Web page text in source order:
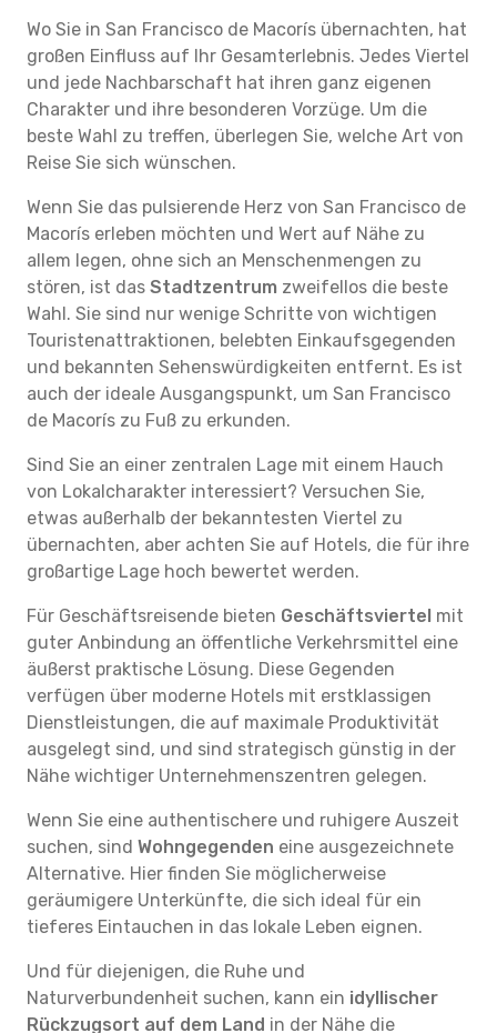
Wo Sie in San Francisco de Macorís übernachten, hat
großen Einfluss auf Ihr Gesamterlebnis. Jedes Viertel
und jede Nachbarschaft hat ihren ganz eigenen
Charakter und ihre besonderen Vorzüge. Um die
beste Wahl zu treffen, überlegen Sie, welche Art von
Reise Sie sich wünschen.
Wenn Sie das pulsierende Herz von San Francisco de
Macorís erleben möchten und Wert auf Nähe zu
allem legen, ohne sich an Menschenmengen zu
stören, ist das Stadtzentrum zweifellos die beste
Wahl. Sie sind nur wenige Schritte von wichtigen
Touristenattraktionen, belebten Einkaufsgegenden
und bekannten Sehenswürdigkeiten entfernt. Es ist
auch der ideale Ausgangspunkt, um San Francisco
de Macorís zu Fuß zu erkunden.
Sind Sie an einer zentralen Lage mit einem Hauch
von Lokalcharakter interessiert? Versuchen Sie,
etwas außerhalb der bekanntesten Viertel zu
übernachten, aber achten Sie auf Hotels, die für ihre
großartige Lage hoch bewertet werden.
Für Geschäftsreisende bieten Geschäftsviertel mit
guter Anbindung an öffentliche Verkehrsmittel eine
äußerst praktische Lösung. Diese Gegenden
verfügen über moderne Hotels mit erstklassigen
Dienstleistungen, die auf maximale Produktivität
ausgelegt sind, und sind strategisch günstig in der
Nähe wichtiger Unternehmenszentren gelegen.
Wenn Sie eine authentischere und ruhigere Auszeit
suchen, sind Wohngegenden eine ausgezeichnete
Alternative. Hier finden Sie möglicherweise
geräumigere Unterkünfte, die sich ideal für ein
tieferes Eintauchen in das lokale Leben eignen.
Und für diejenigen, die Ruhe und
Naturverbundenheit suchen, kann ein idyllischer
Rückzugsort auf dem Land in der Nähe die